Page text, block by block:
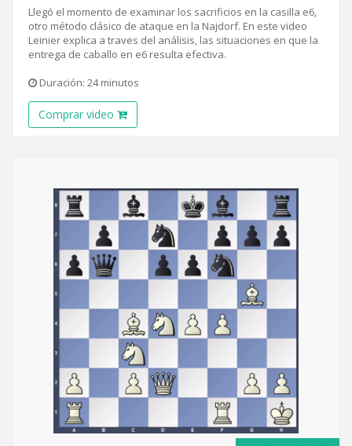
Llegó el momento de examinar los sacrificios en la casilla e6,
otro método clásico de ataque en la Najdorf. En este video
Leinier explica a traves del análisis, las situaciones en que la
entrega de caballo en e6 resulta efectiva.
Duración: 24 minutos
Comprar video